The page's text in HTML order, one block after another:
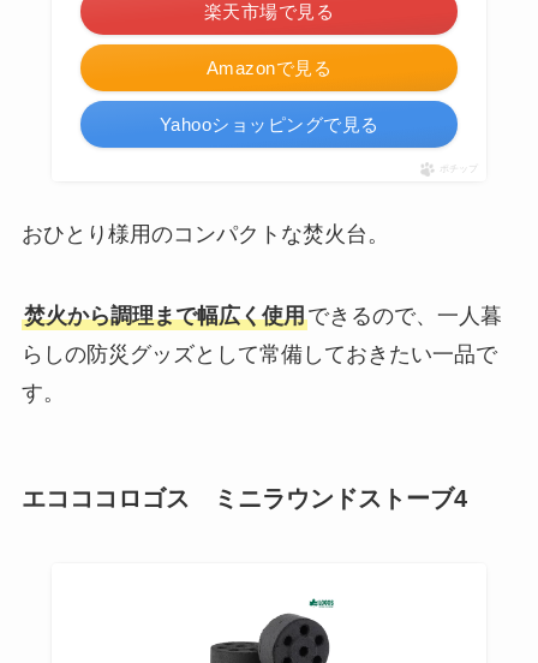
Amazonで見る
楽天市場で見る
Yahooショッピングで見る
ポチップ
おひとり様用のコンパクトな焚火台。
焚火から調理まで幅広く使用できるので、一人暮
らしの防災グッズとして常備しておきたい一品で
す。
エコココロゴス ミニラウンドストーブ4